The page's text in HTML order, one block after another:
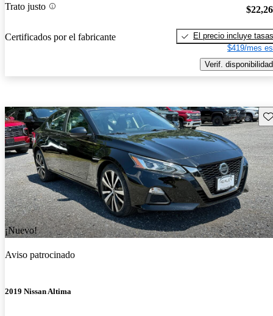
Trato justo
Certificados por el fabricante
El precio incluye tasas
$419/mes
Verif. disponibilidad
¡Nuevo!
Aviso patrocinado
2019 Nissan Altima